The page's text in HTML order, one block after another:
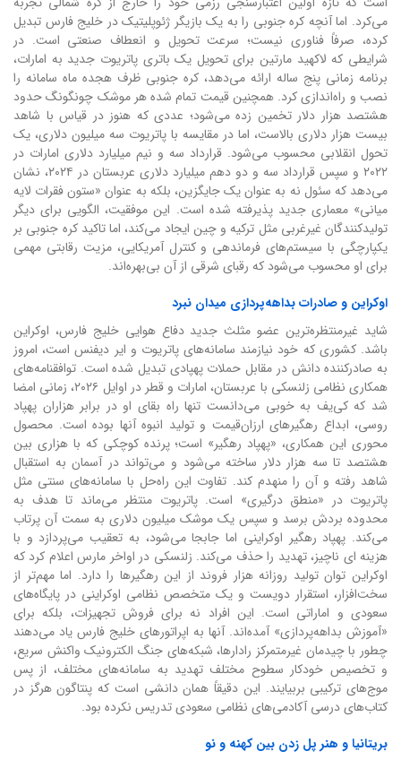
می‌کرد. اما آنچه کره جنوبی را به یک بازیگر ژئوپلیتیک در خلیج فارس تبدیل
کرده، صرفاً فناوری نیست؛ سرعت تحویل و انعطاف صنعتی است. در
شرایطی که لاکهید مارتین برای تحویل یک باتری پاتریوت جدید به امارات،
برنامه زمانی پنج ساله ارائه می‌دهد، کره جنوبی ظرف هجده ماه سامانه را
نصب و راه‌اندازی کرد. همچنین قیمت تمام شده هر موشک چونگونگ حدود
هشتصد هزار دلار تخمین زده می‌شود؛ عددی که هنوز در قیاس با شاهد
بیست هزار دلاری بالاست، اما در مقایسه با پاتریوت سه میلیون دلاری، یک
تحول انقلابی محسوب می‌شود. قرارداد سه و نیم میلیارد دلاری امارات در
۲۰۲۲ و سپس قرارداد سه و دو دهم میلیارد دلاری عربستان در ۲۰۲۴، نشان
می‌دهد که سئول نه به عنوان یک جایگزین، بلکه به عنوان «ستون فقرات لایه
میانی» معماری جدید پذیرفته شده است. این موفقیت، الگویی برای دیگر
تولیدکنندگان غیرغربی مثل ترکیه و چین ایجاد می‌کند، اما تاکید کره جنوبی بر
یکپارچگی با سیستم‌های فرماندهی و کنترل آمریکایی، مزیت رقابتی مهمی
برای او محسوب می‌شود که رقبای شرقی از آن بی‌بهره‌اند.
اوکراین و صادرات بداهه‌پردازی میدان نبرد
شاید غیرمنتظره‌ترین عضو مثلث جدید دفاع هوایی خلیج فارس، اوکراین
باشد. کشوری که خود نیازمند سامانه‌های پاتریوت و ایر دیفنس است، امروز
به صادرکننده دانش در مقابل حملات پهپادی تبدیل شده است. توافقنامه‌های
همکاری نظامی زلنسکی با عربستان، امارات و قطر در اوایل ۲۰۲۶، زمانی امضا
شد که کی‌یف به خوبی می‌دانست تنها راه بقای او در برابر هزاران پهپاد
روسی، ابداع رهگیرهای ارزان‌قیمت و تولید انبوه آنها بوده است. محصول
محوری این همکاری، «پهپاد رهگیر» است؛ پرنده کوچکی که با هزاری بین
هشتصد تا سه هزار دلار ساخته می‌شود و می‌تواند در آسمان به استقبال
شاهد رفته و آن را منهدم کند. تفاوت این راه‌حل با سامانه‌های سنتی مثل
پاتریوت در «منطق درگیری» است. پاتریوت منتظر می‌ماند تا هدف به
محدوده بردش برسد و سپس یک موشک میلیون دلاری به سمت آن پرتاب
می‌کند. پهپاد رهگیر اوکراینی اما جابجا می‌شود، به تعقیب می‌پردازد و با
هزینه ای ناچیز، تهدید را حذف می‌کند. زلنسکی در اواخر مارس اعلام کرد که
اوکراین توان تولید روزانه هزار فروند از این رهگیرها را دارد. اما مهم‌تر از
سخت‌افزار، استقرار دویست و یک متخصص نظامی اوکراینی در پایگاه‌های
سعودی و اماراتی است. این افراد نه برای فروش تجهیزات، بلکه برای
«آموزش بداهه‌پردازی» آمده‌اند. آنها به اپراتورهای خلیج فارس یاد می‌دهند
چطور با چیدمان غیرمتمرکز رادارها، شبکه‌های جنگ الکترونیک واکنش سریع،
و تخصیص خودکار سطوح مختلف تهدید به سامانه‌های مختلف، از پس
موج‌های ترکیبی بربیایند. این دقیقاً همان دانشی است که پنتاگون هرگز در
کتاب‌های درسی آکادمی‌های نظامی سعودی تدریس نکرده بود.
بریتانیا و هنر پل زدن بین کهنه و نو